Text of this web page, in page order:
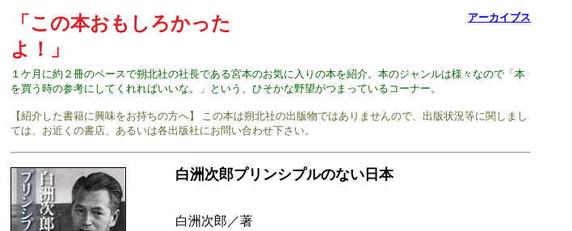
「この本おもしろかった
よ！」
アーカイブス
１ケ月に約２冊のペースで朔北社の社長である宮本のお気に入りの本を紹介。本のジャンルは様々なので「本
を買う時の参考にしてくれればいいな。」という、ひそかな野望がつまっているコーナー。
【紹介した書籍に興味をお持ちの方へ】 この本は朔北社の出版物ではありませんので、出版状況等に関しまし
ては、お近くの書店、あるいは各出版社にお問い合わせ下さい。
白洲次郎プリンシプルのない日本
白洲次郎／著